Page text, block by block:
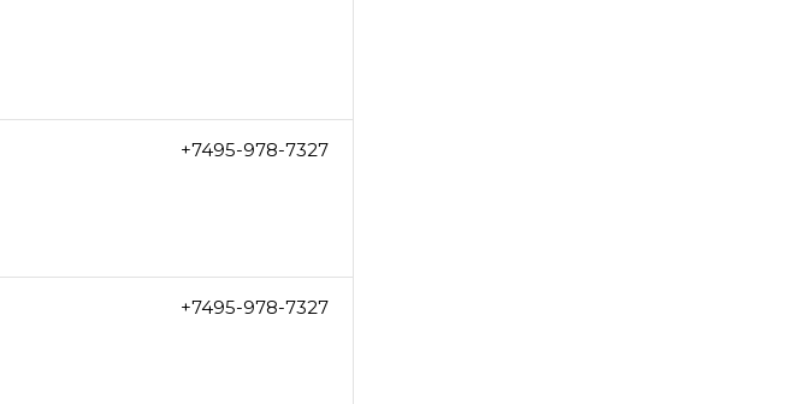
+7495-978-7327
+7495-978-7327